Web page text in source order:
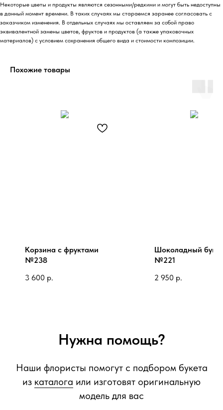
Некоторые цветы и продукты являются сезонными/редкими и могут быть недоступны
в данный момент времени. В таких случаях мы стараемся заранее согласовать с
заказчиком изменения. В отдельных случаях мы оставляем за собой право
эквивалентной замены цветов, фруктов и продуктов (а также упаковочных
материалов) с условием сохранения общего вида и стоимости композиции.
Похожие товары
Корзина с фруктами
№238
3 600 р.
Шоколадный букет
№221
2 950 р.
Нужна помощь?
Наши флористы помогут с подбором букета
из каталога или изготовят оригинальную
модель для вас